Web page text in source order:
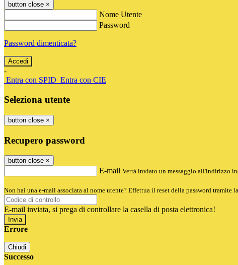
button close ×
Nome Utente
Password
Password dimenticata?
-
Entra con SPID Entra con CIE
Seleziona utente
button close ×
Recupero password
button close ×
E-mail Verrà inviato un messaggio all'indirizzo
Non hai una e-mail associata al nome utente? Effettua il reset della password tramite la
E-mail inviata, si prega di controllare la casella di posta elettronica!
Errore
Chiudi
Successo